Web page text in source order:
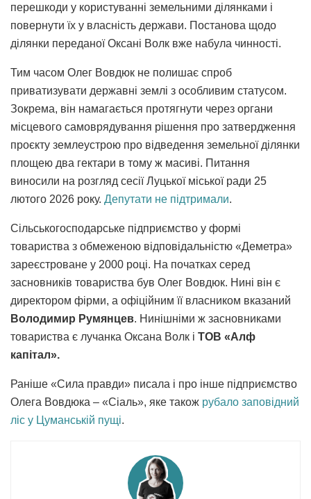
перешкоди у користуванні земельними ділянками і
повернути їх у власність держави. Постанова щодо
ділянки переданої Оксані Волк вже набула чинності.
Тим часом Олег Вовдюк не полишає спроб
приватизувати державні землі з особливим статусом.
Зокрема, він намагається протягнути через органи
місцевого самоврядування рішення про затвердження
проєкту землеустрою про відведення земельної ділянки
площею два гектари в тому ж масиві. Питання
виносили на розгляд сесії Луцької міської ради 25
лютого 2026 року. Депутати не підтримали.
Сільськогосподарське підприємство у формі
товариства з обмеженою відповідальністю «Деметра»
зареєстроване у 2000 році. На початках серед
засновників товариства був Олег Вовдюк. Нині він є
директором фірми, а офіційним її власником вказаний
Володимир Румянцев. Нинішніми ж засновниками
товариства є лучанка Оксана Волк і ТОВ «Алф
капітал».
Раніше «Сила правди» писала і про інше підприємство
Олега Вовдюка – «Сіаль», яке також рубало заповідний
ліс у Цуманській пущі.